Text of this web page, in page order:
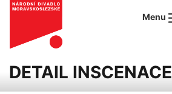
Menu
DETAIL INSCENACE